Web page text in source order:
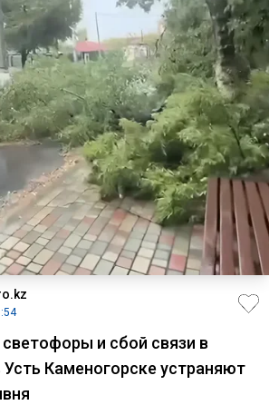
и сбой связи в
Усть Каменогорске устраняют